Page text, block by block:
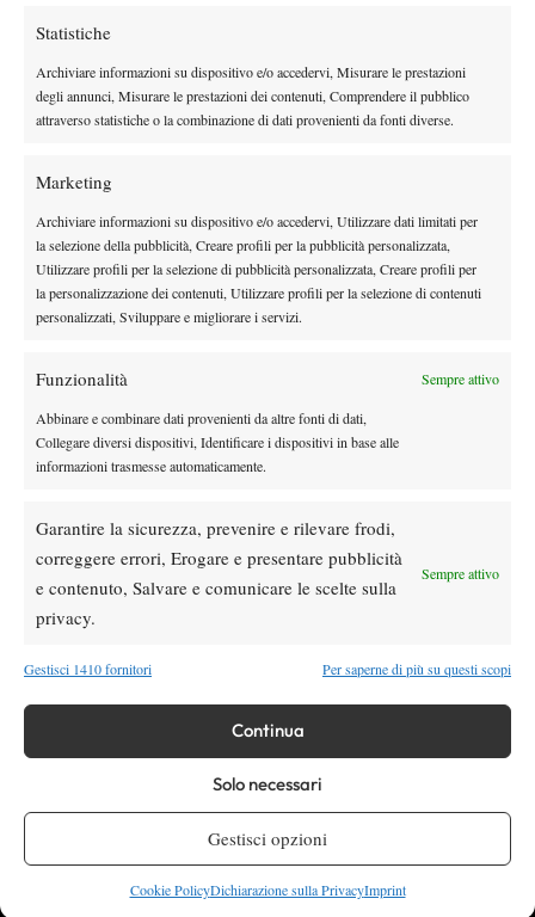
Statistiche
Archiviare informazioni su dispositivo e/o accedervi, Misurare le prestazioni
degli annunci, Misurare le prestazioni dei contenuti, Comprendere il pubblico
attraverso statistiche o la combinazione di dati provenienti da fonti diverse.
Marketing
Archiviare informazioni su dispositivo e/o accedervi, Utilizzare dati limitati per
la selezione della pubblicità, Creare profili per la pubblicità personalizzata,
Utilizzare profili per la selezione di pubblicità personalizzata, Creare profili per
la personalizzazione dei contenuti, Utilizzare profili per la selezione di contenuti
personalizzati, Sviluppare e migliorare i servizi.
Funzionalità Sempre attivo
Abbinare e combinare dati provenienti da altre fonti di dati,
Collegare diversi dispositivi, Identificare i dispositivi in base alle
informazioni trasmesse automaticamente.
Garantire la sicurezza, prevenire e rilevare frodi,
correggere errori, Erogare e presentare pubblicità
e contenuto, Salvare e comunicare le scelte sulla
privacy.
Sempre attivo
Gestisci 1410 fornitori Per saperne di più su questi scopi
Continua
Solo necessari
Gestisci opzioni
Cookie PolicyDichiarazione sulla PrivacyImprint
Facebook
Instagram
Testata giornalisticaSpazio Tennisregistrata Aut-Trib Milano n°
10268 del 15/09/2025
Editore:VIBES MEDIA SRL
HOME
ENTRY LIST
NEWS
ATP